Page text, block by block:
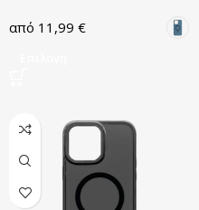
11,99 €